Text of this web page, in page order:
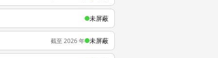
未屏蔽
截至 2026 年 未屏蔽